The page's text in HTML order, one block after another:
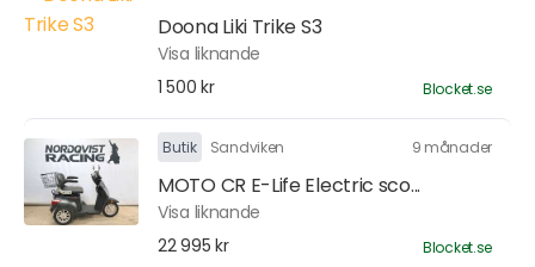
Doona Liki Trike S3
Visa liknande
1 500 kr
Blocket.se
Butik Sandviken 9 månader
MOTO CR E-Life Electric sco...
Visa liknande
22 995 kr
Blocket.se